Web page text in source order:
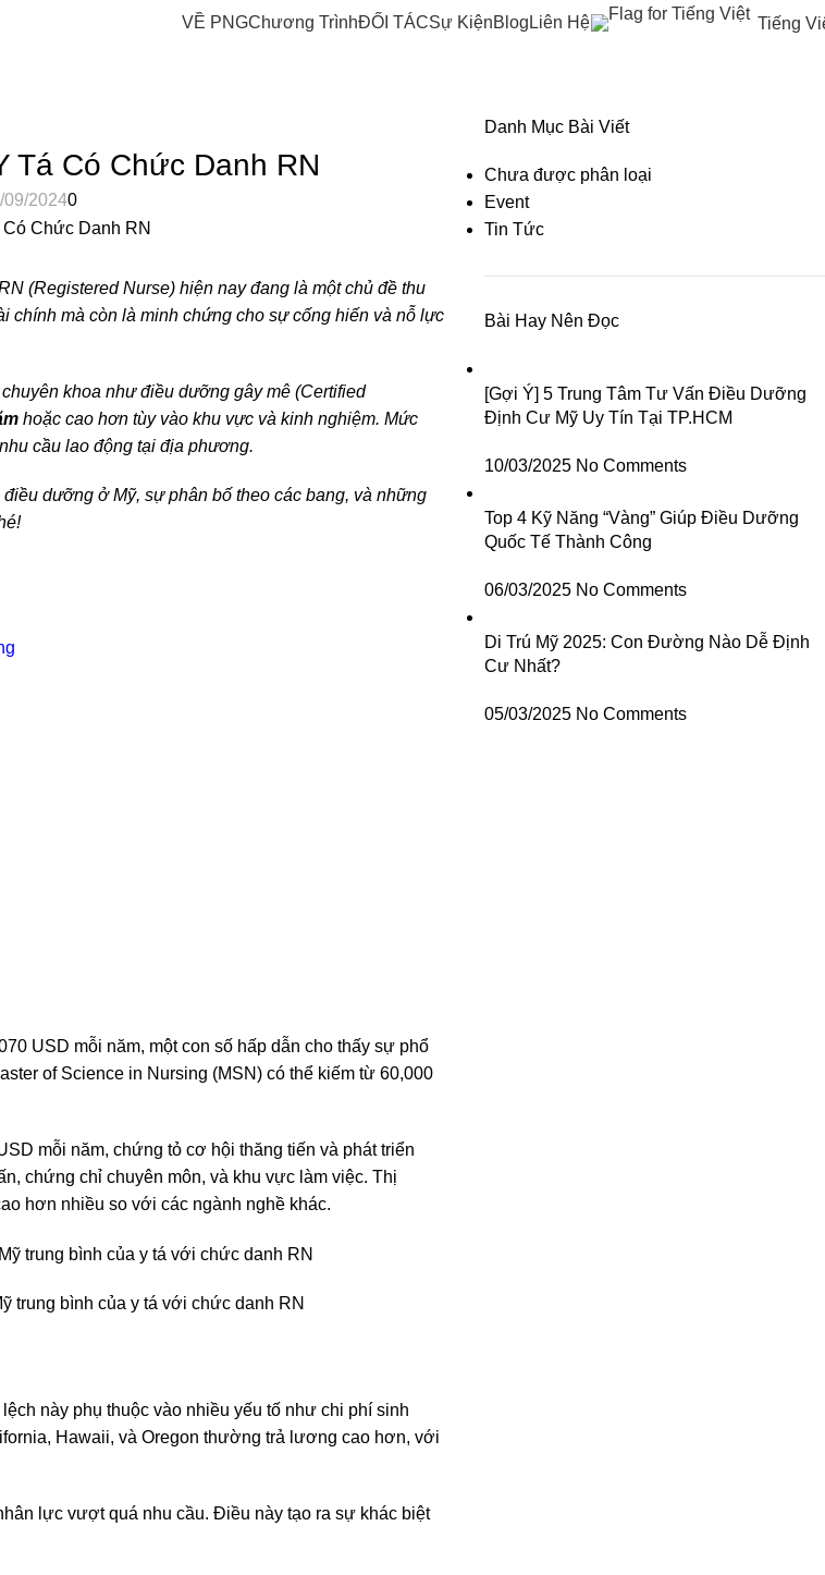
VỀ PNGChương TrìnhĐỐI TÁCSự KiệnBlog Liên Hệ Tiếng
Có Chức Danh RN
09/20240
(Registered Nurse) hiện nay đang là một chủ đề thu
chính mà còn là minh chứng cho sự cống hiến và nỗ lực
khoa như điều dưỡng gây mê (Certified
hoặc cao hơn tùy vào khu vực và kinh nghiệm​. Mức
cầu lao động tại địa phương.
dưỡng ở Mỹ, sự phân bố theo các bang, và những
USD mỗi năm​, một con số hấp dẫn cho thấy sự phổ
of Science in Nursing (MSN) có thể kiếm từ 60,000
mỗi năm, chứng tỏ cơ hội thăng tiến và phát triển
chứng chỉ chuyên môn, và khu vực làm việc. Thị
hơn nhiều so với các ngành nghề khác​.
trung bình của y tá với chức danh RN
này phụ thuộc vào nhiều yếu tố như chi phí sinh
Hawaii, và Oregon thường trả lương cao hơn, với
lực vượt quá nhu cầu. Điều này tạo ra sự khác biệt
Danh Mục Bài Viết
Chưa được phân loại
Event
Tin Tức
Bài Hay Nên Đọc
[Gợi Ý] 5 Trung Tâm Tư Vấn Điều Dưỡng
Định Cư Mỹ Uy Tín Tại TP.HCM
10/03/2025 No Comments
Top 4 Kỹ Năng “Vàng” Giúp Điều Dưỡng
Quốc Tế Thành Công
06/03/2025 No Comments
Di Trú Mỹ 2025: Con Đường Nào Dễ Định
Cư Nhất?
05/03/2025 No Comments